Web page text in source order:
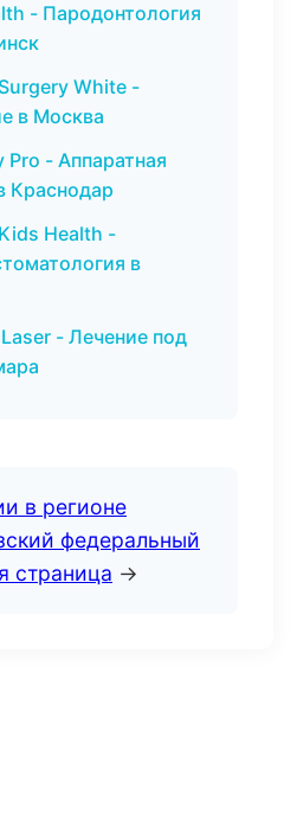
- Пародонтология
White -
в Москва
Pro - Аппаратная
Краснодар
Health -
в
- Лечение под
в регионе
федеральный
страница →